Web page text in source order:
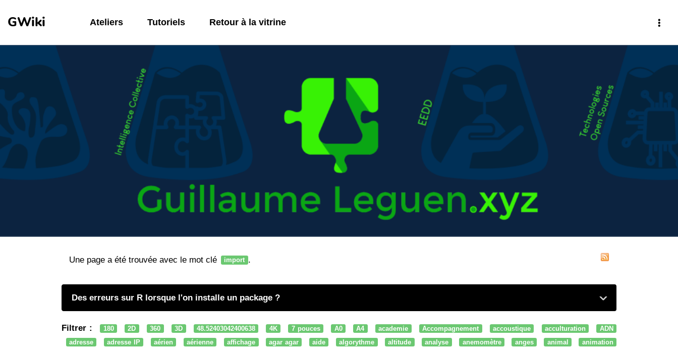
GWiki Ateliers Tutoriels Retour à la vitrine
Une page a été trouvée avec le mot clé import .
Des erreurs sur R lorsque l'on installe un package ?
Filtrer : 180 2D 360 3D 48.52403042400638 4K 7 pouces A0 A4 academie Accompagnement accoustique acculturation
ADN
adresse
adresse IP aérien aérienne affichage agar agar aide algorythme altitude analyse anemomètre anges animal
animation